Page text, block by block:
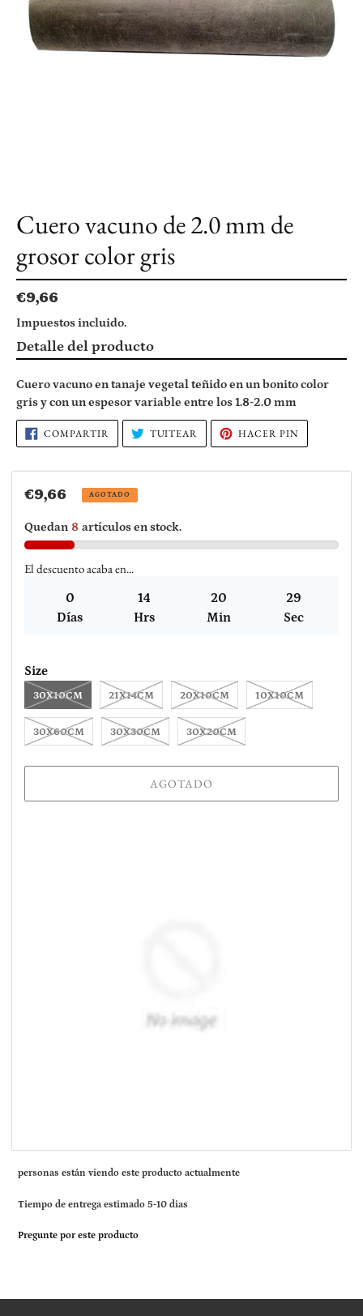
Cuero vacuno de 2.0 mm de
grosor color gris
Precio
habitual
€9,66
Impuestos incluido.
Agregando
el
tu
carrito
de
Detalle del producto
Cuero vacuno en tanaje vegetal teñido en un bonito color
gris y con un espesor variable entre los 1.8-2.0 mm
COMPARTIR COMPARTIR
EN
FACEBOOK
TUITEAR TUITEAR
TWITTER
HACER PINPINEAR
PINTEREST
Precio
€9,66 AGOTADO
Quedan 8 artículos en stock.
El descuento acaba en...
0
Días
14
Hrs
20
Min
29
Sec
Size
30X10CM 21X14CM 20X10CM 10X10CM
30X60CM 30X30CM 30X20CM
AGOTADO
personas están viendo este producto actualmente
Tiempo de entrega estimado 5-10 dias
Pregunte por este producto